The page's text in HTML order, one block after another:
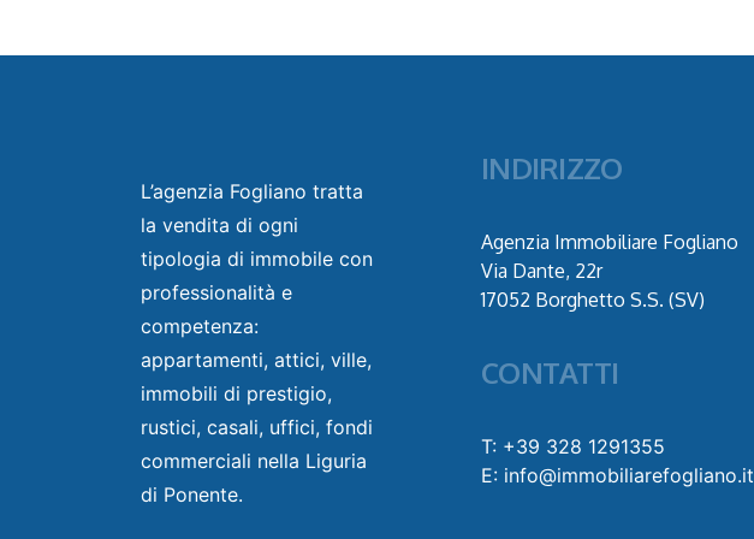
L’agenzia Fogliano tratta
la vendita di ogni
tipologia di immobile con
professionalità e
competenza:
appartamenti, attici, ville,
immobili di prestigio,
rustici, casali, uffici, fondi
commerciali nella Liguria
di Ponente.
INDIRIZZO
Agenzia Immobiliare Fogliano
Via Dante, 22r
17052 Borghetto S.S. (SV)
CONTATTI
T: +39 328 1291355
E: info@immobiliarefogliano.it